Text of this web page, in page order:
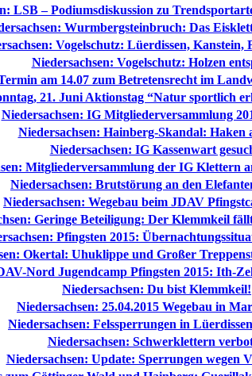
LSB – Podiumsdiskussion zu
Wurmbergsteinbruch: Das
Vogelschutz: Lüerdissen, Kanstein,
Niedersachsen: Vogelschutz: Holzen
am 14.07 zum Betretensrecht im
21. Juni Aktionstag “Natur sportlich
Niedersachsen: IG Mitgliederversammlung
Niedersachsen: Hainberg-Skandal: Haken
Niedersachsen: IG Kassenwart
Mitgliederversammlung der IG Klettern
Niedersachsen: Brutstörung an den
Niedersachsen: Wegebau beim JDAV
Geringe Beteiligung: Der Klemmkeil
Pfingsten 2015:
Okertal: Uhuklippe und Großer
Nord Jugendcamp Pfingsten 2015: Ith-
Niedersachsen: Du bist Klemmkeil!
Niedersachsen: 25.04.2015 Wegebau in
Niedersachsen: Felssperrungen in
Niedersachsen: Schwerklettern
Niedersachsen: Update: Sperrungen wegen